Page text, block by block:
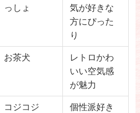
っしょ
気が好きな
方にぴった
り
お茶犬
レトロかわ
いい空気感
が魅力
コジコジ
個性派好き